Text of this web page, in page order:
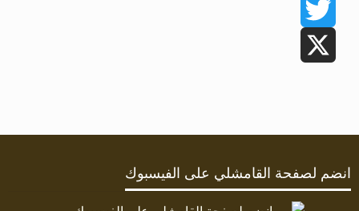
Facebook
Twitter
انضم لصفحة القامشلي على الفيسبوك